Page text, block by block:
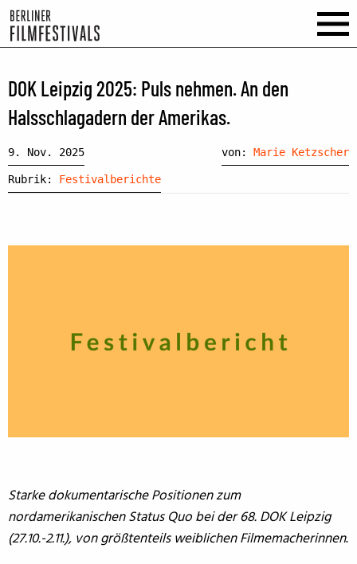
DOK Leipzig 2025: Puls nehmen. An den
Halsschlagadern der Amerikas.
9. Nov. 2025 von: Marie Ketzscher
Rubrik: Festivalberichte
Starke dokumentarische Positionen zum
nordamerikanischen Status Quobei der 68. DOK Leipzig
(27.10.-2.11.), von größtenteils weiblichen Filmemacherinnen.